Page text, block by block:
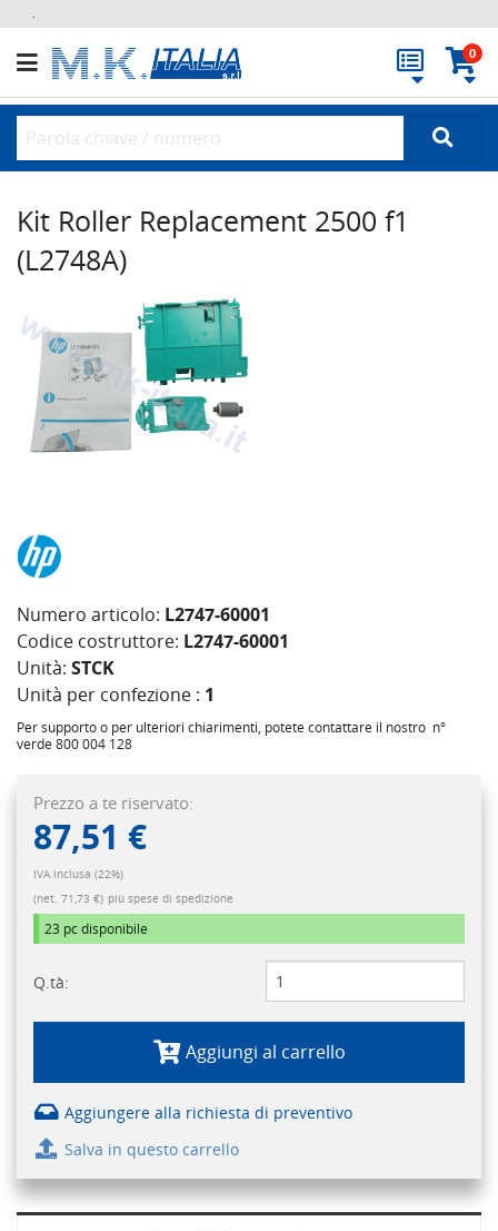
.
0
Kit Roller Replacement 2500 f1
(L2748A)
Numero articolo: L2747-60001
Codice costruttore: L2747-60001
Unità: STCK
Unità per confezione : 1
Per supporto o per ulteriori chiarimenti, potete contattare il nostro n°
verde 800 004 128
Prezzo a te riservato:
87,51 €
IVA inclusa (22%)
(net. 71,73 €) più spese di spedizione
23 pcdisponibile
Q.tà:
Aggiungi al carrello
Aggiungere alla richiesta di preventivo
Salva in questo carrello